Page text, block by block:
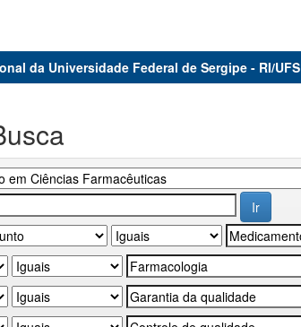
da Universidade Federal de Sergipe - RI/UFS